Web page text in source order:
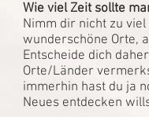
Wie viel Zeit sollte
Nimm dir nicht zu
wunderschöne Orte,
Entscheide dich
Orte/Länder
immerhin hast du ja
Neues entdecken